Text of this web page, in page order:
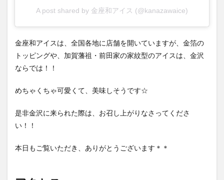
A post shared by 金座和アイス (@kanazawaice)
金座和アイスは、全国各地に店舗を開いていますが、金箔の
トッピングや、加賀藩祖・前田家の家紋型のアイスは、金沢
ならでは！！
めちゃくちゃ可愛くて、美味しそうです☆
是非金沢に来られた際は、お召し上がりなさってくださ
い！！
本日もご覧いただき、ありがとうございます＊＊